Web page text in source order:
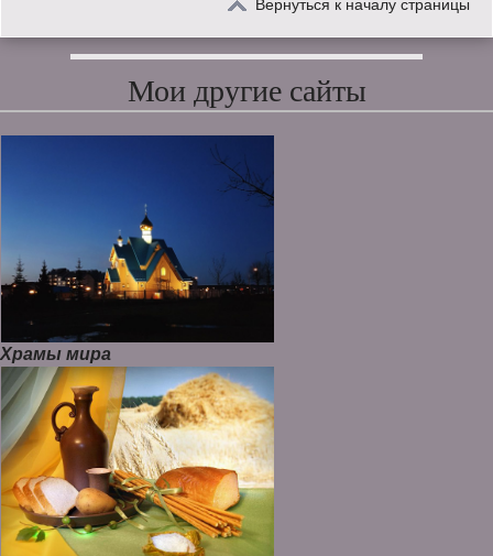
Вернуться к началу страницы
Мои другие сайты
Храмы мира